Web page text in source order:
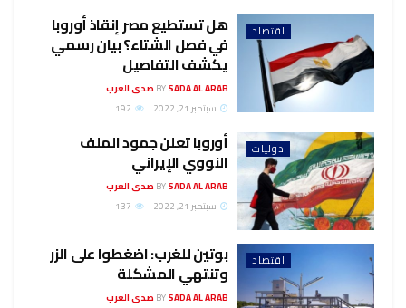
اقتصاد هل تستطيع مصر إنقاذ أوروبا
في فصل الشتاء؟ بيان رسمي
يكشف التفاصيل
BYSADA AL ARAB صدى العرب
سبتمبر 21, 2022
دوليات أوروبا تعلن جمود الملف
النووي الإيراني
BYSADA AL ARAB صدى العرب
سبتمبر 21, 2022
اقتصاد بوتين للغرب: اضغطوا على الزر
وتنتهي المشكلة
BYSADA AL ARAB صدى العرب